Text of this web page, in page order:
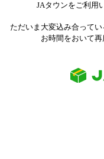
JAタウンをご利用
ただいま大変込み合って
お時間をおいて